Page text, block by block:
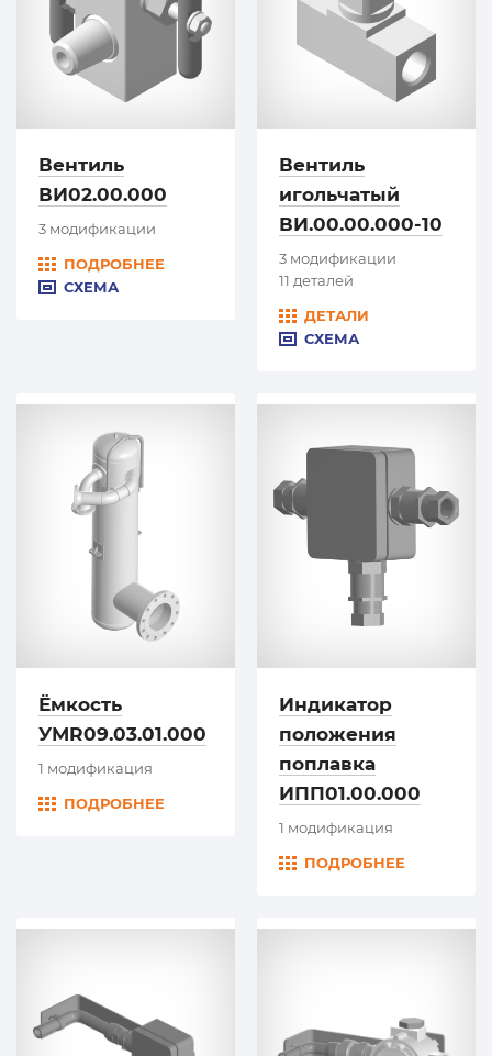
Вентиль
ВИ02.00.000
3 модификации
ПОДРОБНЕЕ
СХЕМА
Вентиль
игольчатый
ВИ.00.00.000-10
3 модификации
11 деталей
ДЕТАЛИ
СХЕМА
Ёмкость
УМR09.03.01.000
1 модификация
ПОДРОБНЕЕ
Индикатор
положения
поплавка
ИПП01.00.000
1 модификация
ПОДРОБНЕЕ